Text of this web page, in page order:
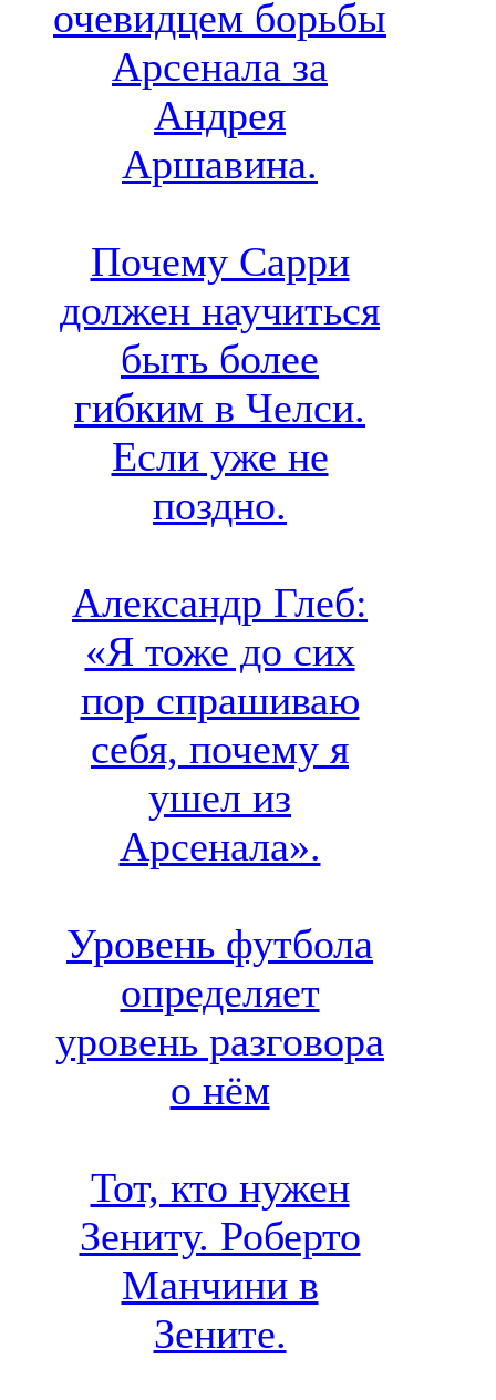
очевидцем борьбы
Арсенала за
Андрея
Аршавина.
Почему Сарри
должен научиться
быть более
гибким в Челси.
Если уже не
поздно.
Александр Глеб:
«Я тоже до сих
пор спрашиваю
себя, почему я
ушел из
Арсенала».
Уровень футбола
определяет
уровень разговора
о нём
Тот, кто нужен
Зениту. Роберто
Манчини в
Зените.